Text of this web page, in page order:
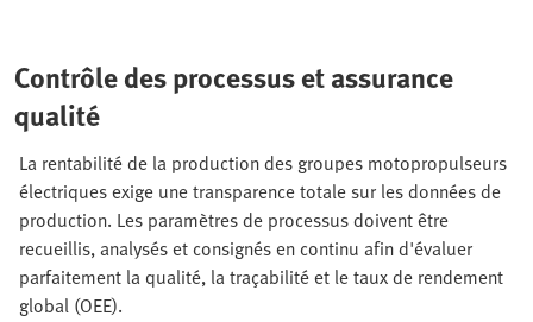
Contrôle des processus et assurance
qualité
La rentabilité de la production des groupes motopropulseurs
électriques exige une transparence totale sur les données de
production. Les paramètres de processus doivent être
recueillis, analysés et consignés en continu afin d'évaluer
parfaitement la qualité, la traçabilité et le taux de rendement
global (OEE).